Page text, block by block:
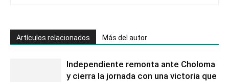
Artículos relacionados Más del autor
Independiente remonta ante Choloma
y cierra la jornada con una victoria que